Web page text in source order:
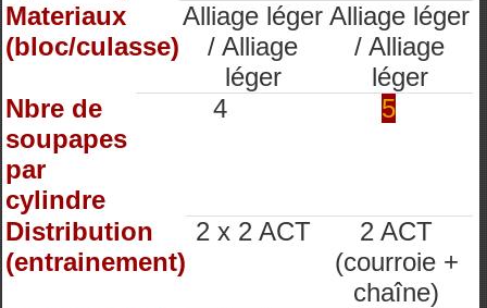
Materiaux
(bloc/culasse)
Alliage léger
/ Alliage
léger
Alliage léger
/ Alliage
léger
Nbre de
soupapes
par
cylindre
4 5
Distribution
(entrainement)
2 x 2 ACT
2 ACT
(courroie +
chaîne)